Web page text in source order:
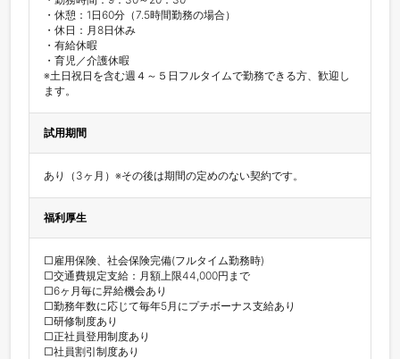
・休憩：1日60分（7.5時間勤務の場合）
・休日：月8日休み
・有給休暇
・育児／介護休暇
※土日祝日を含む週４～５日フルタイムで勤務できる方、歓迎し
ます。
試用期間
あり（3ヶ月）※その後は期間の定めのない契約です。
福利厚生
□雇用保険、社会保険完備(フルタイム勤務時)
□交通費規定支給：月額上限44,000円まで
□6ヶ月毎に昇給機会あり
□勤務年数に応じて毎年5月にプチボーナス支給あり
□研修制度あり
□正社員登用制度あり
□社員割引制度あり